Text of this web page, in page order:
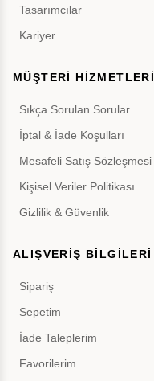
Tasarımcılar
Kariyer
MÜŞTERİ HİZMETLERİ
Sıkça Sorulan Sorular
İptal & İade Koşulları
Mesafeli Satış Sözleşmesi
Kişisel Veriler Politikası
Gizlilik & Güvenlik
ALIŞVERİŞ BİLGİLERİ
Sipariş
Sepetim
İade Taleplerim
Favorilerim